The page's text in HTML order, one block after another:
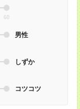
60
男性
しずか
コツコツ